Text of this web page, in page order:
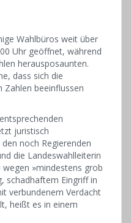
Wahlbüros weit über
Uhr geöffnet, während
herausposaunten.
dass sich die
Zahlen beeinflussen
juristisch
noch Regierenden
die Landeswahlleiterin
»mindestens grob
schadhaftem Eingriff in
verbundenem Verdacht
heißt es in einem